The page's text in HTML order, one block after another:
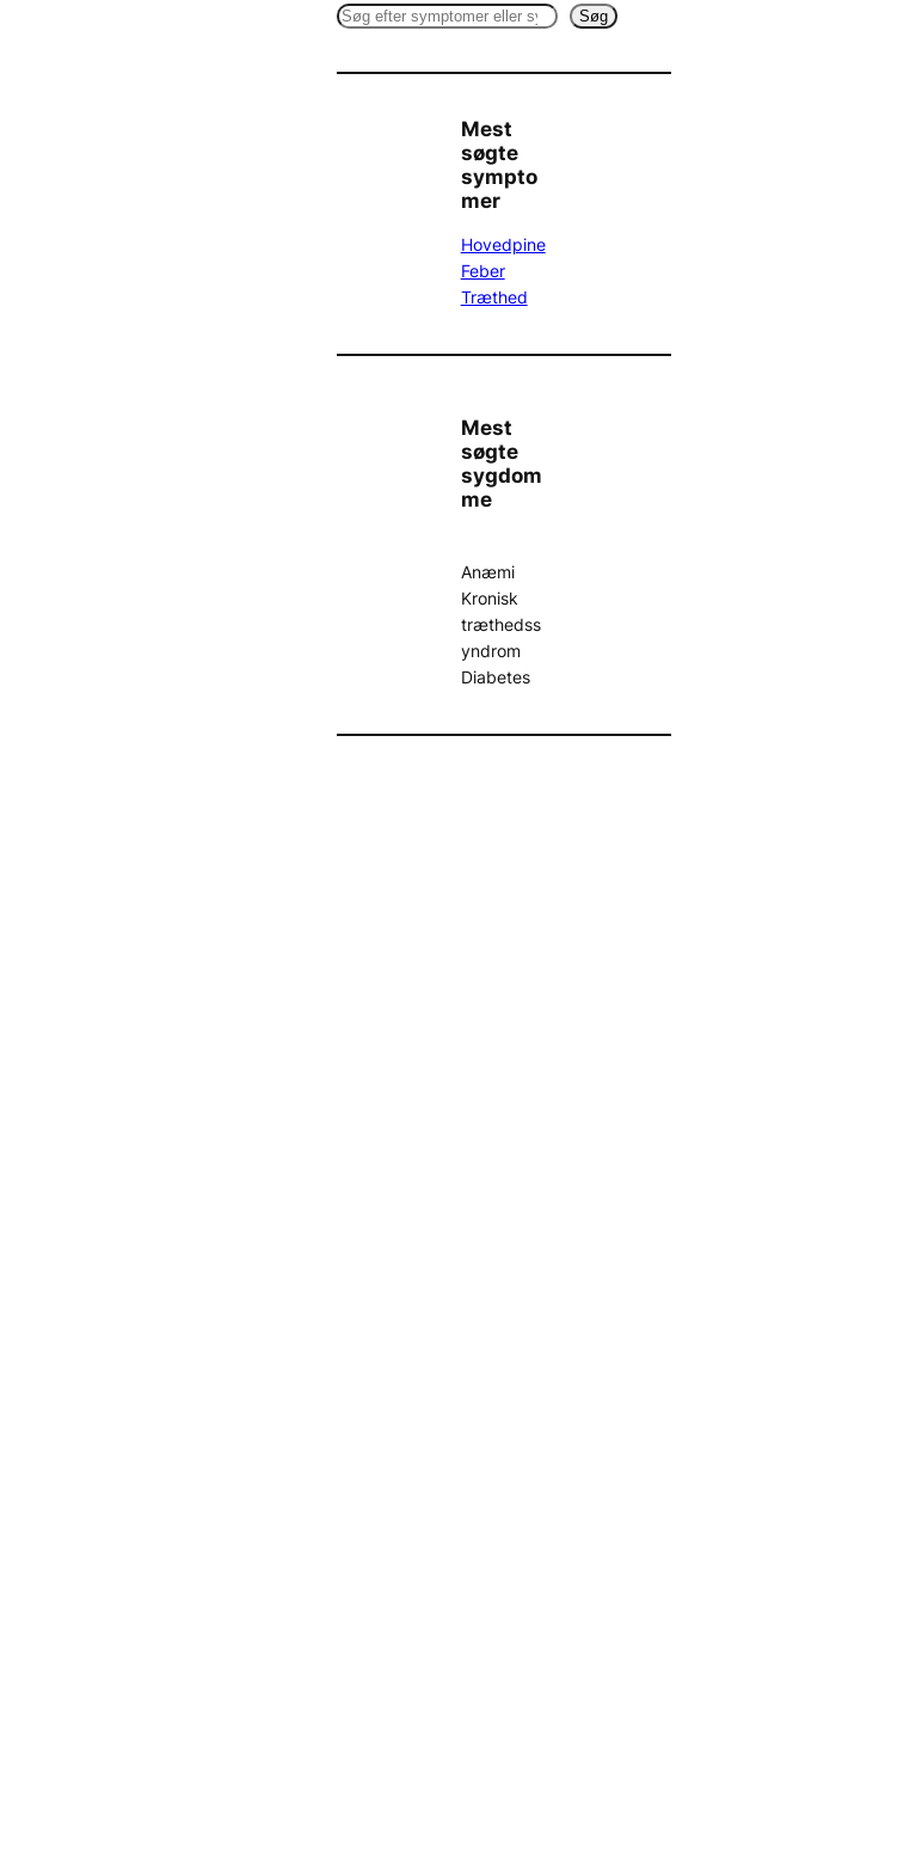
S
a
Søg
Mest
søgte
sympto
mer
Hovedpine
Feber
Træthed
Mest
søgte
sygdom
me
Anæmi
Kronisk
træthedss
yndrom
Diabetes